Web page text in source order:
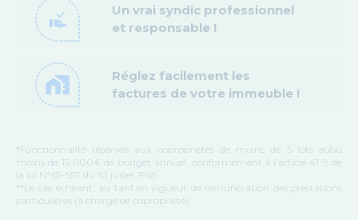
approval_delegation
Un vrai syndic professionnel
et responsable !
home_work
Réglez facilement les
factures de votre immeuble !
*Fonctionnalité réservée aux copropriétés de moins de 5 lots et/ou
moins de 15.000€ de budget annuel, conformément à l’article 41-9 de
la loi N°65-557 du 10 juillet 1965
**Le cas échéant, au tarif en vigueur de rémunération des prestations
particulières (à charge de copropriété)